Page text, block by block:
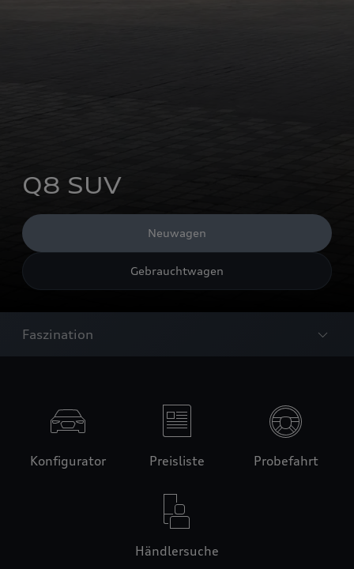
Q8 SUV
Neuwagen
Gebrauchtwagen
Faszination
Konfigurator Preisliste Probefahrt
Händlersuche